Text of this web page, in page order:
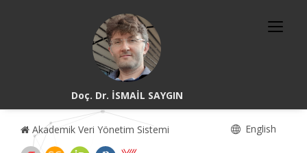
Doç. Dr. İSMAİL SAYGIN
Akademik Veri Yönetim Sistemi English